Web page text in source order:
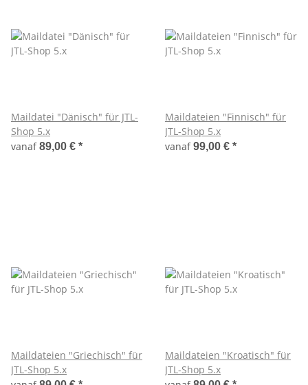
Maildatei "Dänisch" für JTL-
Shop 5.x
vanaf89,00 € *
Maildateien "Finnisch" für
JTL-Shop 5.x
vanaf99,00 € *
Maildateien "Griechisch" für
JTL-Shop 5.x
Maildateien "Kroatisch" für
JTL-Shop 5.x